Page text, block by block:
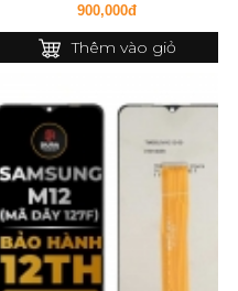
900,000đ
Thêm vào giỏ